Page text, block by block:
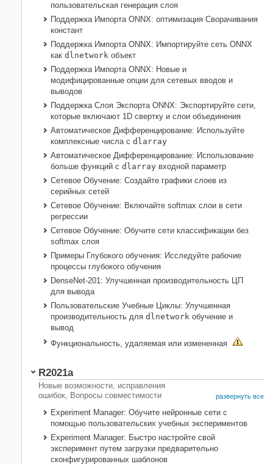
пользовательская генерация слоя
Поддержка Импорта ONNX: оптимизация Сворачивания
констант
Поддержка Импорта ONNX: Импортируйте сеть ONNX
как dlnetwork объект
Поддержка Импорта ONNX: Новые и
модифицированные опции для сетевых вводов и
выводов
Поддержка Слоя Экспорта ONNX: Экспортируйте сети,
которые включают 1D свертку и слои объединения
Автоматическое Дифференцирование: Используйте
комплексные числа с dlarray
Автоматическое Дифференцирование: Использование
больше функций с dlarray входной параметр
Сетевое Обучение: Создайте графики слоев из
серийных сетей
Сетевое Обучение: Включайте softmax слои в сети
регрессии
Сетевое Обучение: Обучите сети классификации без
softmax слоя
Примеры Глубокого обучения: Исследуйте рабочие
процессы глубокого обучения
DenseNet-201: Улучшенная производительность ЦП
для вывода
Пользовательские Учебные Циклы: Улучшенная
производительность для dlnetwork обучение и
вывод
Функциональность, удаляемая или измененная
R2021a
Новые возможности, исправления
ошибок, Вопросы совместимости
развернуть все
Experiment Manager: Обучите нейронные сети с
помощью пользовательских учебных экспериментов
Experiment Manager: Быстро настройте свой
эксперимент путем загрузки предварительно
сконфигурированных шаблонов